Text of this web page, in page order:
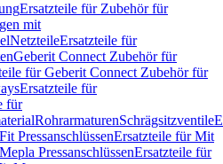
Ersatzteile für Zubehör für
mit
NetzteileErsatzteile für
Geberit Connect Zubehör für
für Geberit Connect Zubehör für
Ersatzteile für
für
RohrarmaturenSchrägsitzventile
PressanschlüssenErsatzteile für Mit
PressanschlüssenErsatzteile für